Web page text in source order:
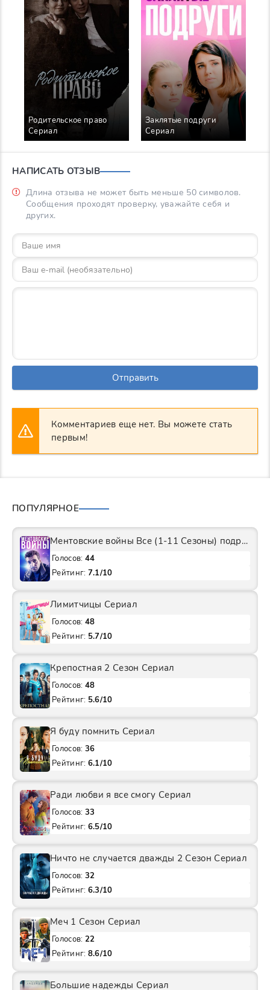
Родительское право
Сериал
Заклятые подруги
Сериал
НАПИСАТЬ ОТЗЫВ
Длина отзыва не может быть меньше 50 символов.
Сообщения проходят проверку, уважайте себя и
других.
Отправить
Комментариев еще нет. Вы можете стать
первым!
ПОПУЛЯРНОЕ
Ментовские войны Все (1-11 Сезоны) подряд Сериал
Голосов: 44
Рейтинг: 7.1/10
Лимитчицы Сериал
Голосов: 48
Рейтинг: 5.7/10
Крепостная 2 Сезон Сериал
Голосов: 48
Рейтинг: 5.6/10
Я буду помнить Сериал
Голосов: 36
Рейтинг: 6.1/10
Ради любви я все смогу Сериал
Голосов: 33
Рейтинг: 6.5/10
Ничто не случается дважды 2 Сезон Сериал
Голосов: 32
Рейтинг: 6.3/10
Меч 1 Сезон Сериал
Голосов: 22
Рейтинг: 8.6/10
Большие надежды Сериал